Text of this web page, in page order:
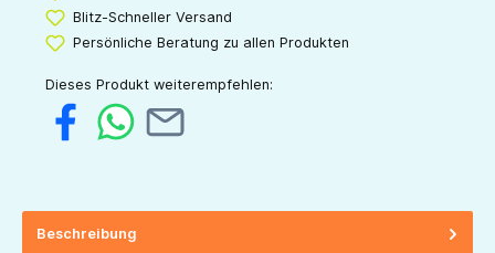
Blitz-Schneller Versand
Persönliche Beratung zu allen Produkten
Dieses Produkt weiterempfehlen:
Beschreibung